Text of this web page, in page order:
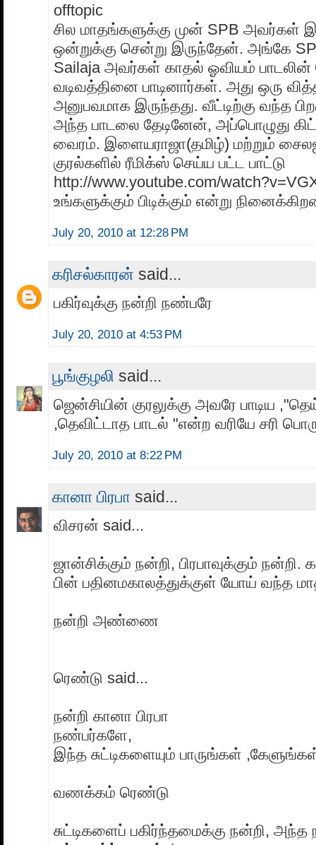
offtopic
சில மாதங்களுக்கு முன் SPB அவர்கள்
ஒன்றுக்கு சென்று இருந்தேன். அங்கே
Sailaja அவர்கள் காதல் ஓவியம் பாடலின்
வடிவத்தினை பாடினார்கள். அது ஒரு
அனுபவமாக இருந்தது. வீட்டிற்கு வந்த
அந்த பாடலை தேடினேன், அப்பொழுது
வைரம். இளையராஜா(தமிழ்) மற்றும்
குரல்களில் ரீமிக்ஸ் செய்ய பட்ட பாட்டு
http://www.youtube.com/
உங்களுக்கும் பிடிக்கும் என்று
July 20, 2010 at 12:28 PM
க‌ரிச‌ல்கார‌ன் said...
ப‌கிர்வுக்கு ந‌ன்றி ந‌ண்பரே
July 20, 2010 at 4:53 PM
பூங்குழலி said...
ஜென்சியின் குரலுக்கு அவரே பாடிய
,தெவிட்டாத பாடல் "என்ற வரியே சரி
July 20, 2010 at 8:22 PM
கானா பிரபா said...
விசரன் said...
ஜான்சிக்கும் நன்றி, பிரபாவுக்கும்
பின் பதினமகாலத்துக்குள் யோய் வந்த
நன்றி அண்ணை
ரெண்டு said...
நன்றி கானா பிரபா
நண்பர்களே,
இந்த சுட்டிகளையும் பாருங்கள்
வணக்கம் ரெண்டு
சுட்டிகளைப் பகிர்ந்தமைக்கு நன்றி,